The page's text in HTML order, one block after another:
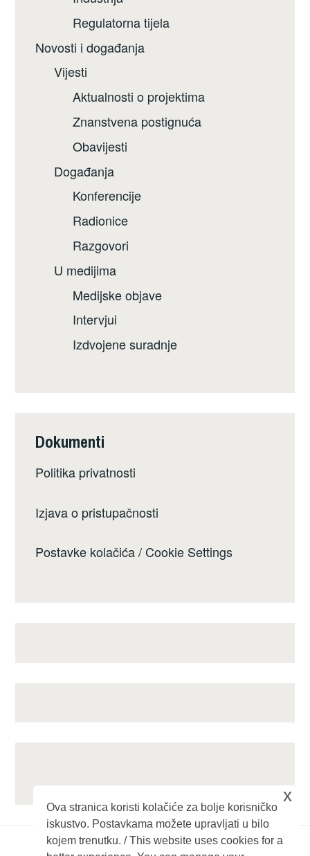
Regulatorna tijela
Novosti i događanja
Vijesti
Aktualnosti o projektima
Znanstvena postignuća
Obavijesti
Događanja
Konferencije
Radionice
Razgovori
U medijima
Medijske objave
Intervjui
Izdvojene suradnje
Dokumenti
Politika privatnosti
Izjava o pristupačnosti
Postavke kolačića / Cookie Settings
Ova stranica koristi kolačiće za bolje korisničko
iskustvo. Postavkama možete upravljati u bilo
kojem trenutku. / This website uses cookies for a
x